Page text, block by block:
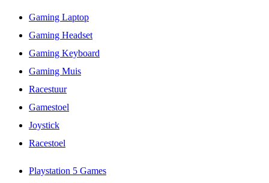
Gaming Laptop
Gaming Headset
Gaming Keyboard
Gaming Muis
Racestuur
Gamestoel
Joystick
Racestoel
Playstation 5 Games